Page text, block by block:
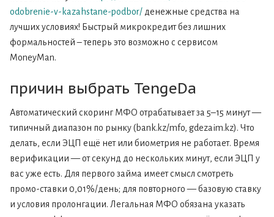
odobrenie-v-kazahstane-podbor/ денежные средства на
лучших условиях! Быстрый микрокредит без лишних
формальностей – теперь это возможно с сервисом
MoneyMan.
причин выбрать TengeDa
Автоматический скоринг МФО отрабатывает за 5–15 минут —
типичный диапазон по рынку (bank.kz/mfo, gdezaim.kz). Что
делать, если ЭЦП ещё нет или биометрия не работает. Время
верификации — от секунд до нескольких минут, если ЭЦП у
вас уже есть. Для первого займа имеет смысл смотреть
промо-ставки 0,01%/день; для повторного — базовую ставку
и условия пролонгации. Легальная МФО обязана указать